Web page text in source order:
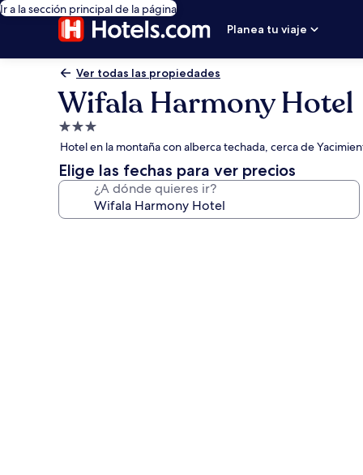
Ir a la sección principal de la página
Planea tu viaje
Ver todas las propiedades
Wifala Harmony Hotel
Propiedad
de
3.0
estrellas
Hotel en la montaña con alberca techada, cerca de
Elige las fechas para ver precios
¿A dónde quieres ir?